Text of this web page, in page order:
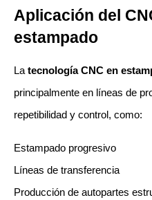
Aplicación del
estampado
La tecnología CNC en
principalmente en líneas de
repetibilidad y control, como:
Estampado progresivo
Líneas de transferencia
Producción de autopartes